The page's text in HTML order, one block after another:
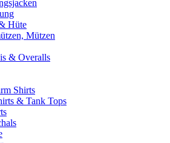
Hüte
Mützen
& Overalls
Shirts
& Tank Tops